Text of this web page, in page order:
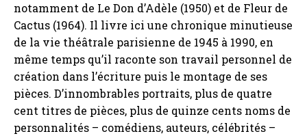
notamment de Le Don d’Adèle (1950) et de Fleur de
Cactus (1964). Il livre ici une chronique minutieuse
de la vie théâtrale parisienne de 1945 à 1990, en
même temps qu’il raconte son travail personnel de
création dans l’écriture puis le montage de ses
pièces. D’innombrables portraits, plus de quatre
cent titres de pièces, plus de quinze cents noms de
personnalités – comédiens, auteurs, célébrités –